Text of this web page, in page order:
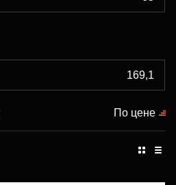
По цене